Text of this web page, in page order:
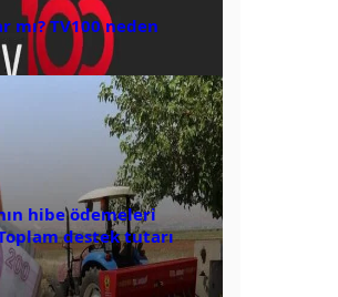
mı? TV100 neden
hibe ödemeleri
destek tutarı